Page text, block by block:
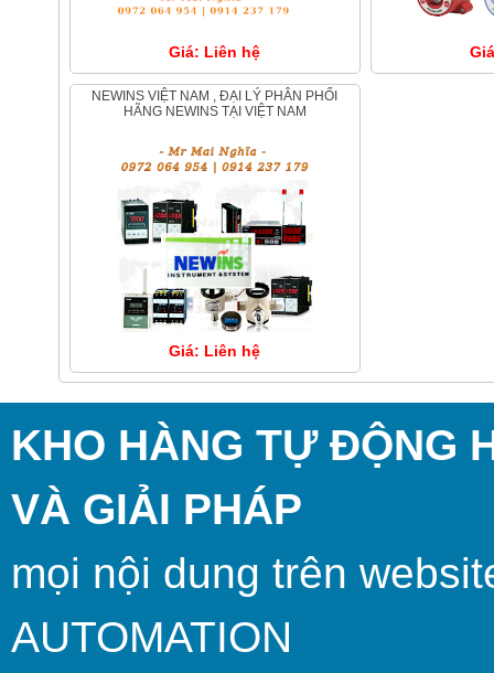
Giá: Liên hệ
NEWINS VIỆT NAM , ĐẠI LÝ PHÂN PHỐI
HÃNG NEWINS TẠI VIỆT NAM
Giá: Liên hệ
KHO HÀNG TỰ ĐỘNG
VÀ GIẢI PHÁP
mọi nội dung trên
AUTOMATION